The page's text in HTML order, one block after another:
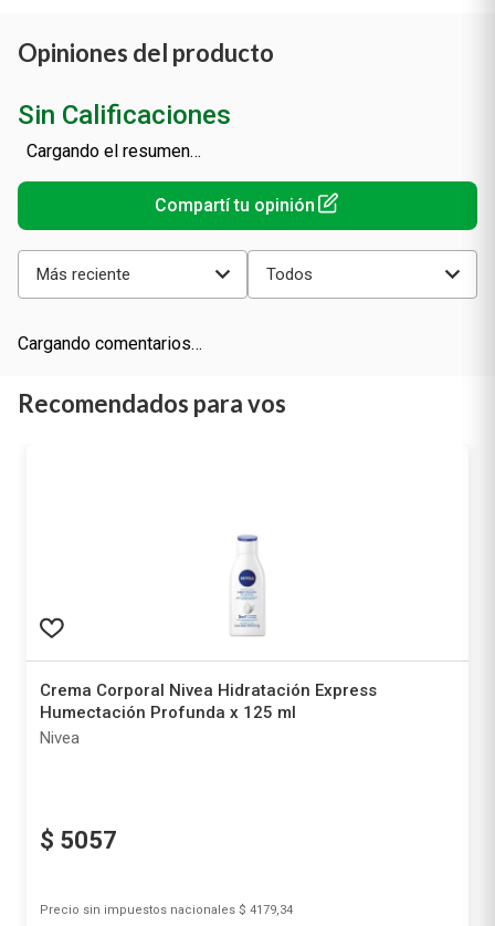
Opiniones del producto
Sin Calificaciones
Cargando el resumen…
Más reciente Todos
Cargando comentarios…
Recomendados para vos
Crema Corporal Nivea Hidratación Express
Humectación Profunda x 125 ml
Nivea
$ 5057
Precio sin impuestos nacionales $ 4179,34